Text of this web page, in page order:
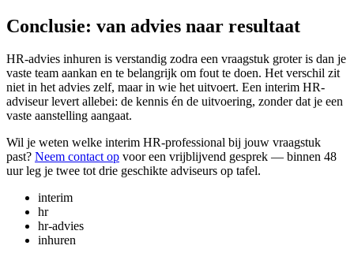
Conclusie: van advies naar resultaat
HR-advies inhuren is verstandig zodra een vraagstuk groter is dan je
vaste team aankan en te belangrijk om fout te doen. Het verschil zit
niet in het advies zelf, maar in wie het uitvoert. Een interim HR-
adviseur levert allebei: de kennis én de uitvoering, zonder dat je een
vaste aanstelling aangaat.
Wil je weten welke interim HR-professional bij jouw vraagstuk
past? Neem contact op voor een vrijblijvend gesprek — binnen 48
uur leg je twee tot drie geschikte adviseurs op tafel.
interim
hr
hr-advies
inhuren